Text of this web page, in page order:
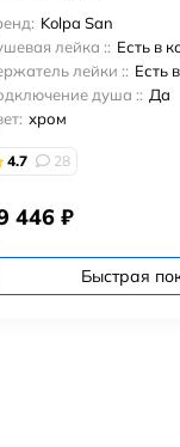
Kolpa San
лейка :: Есть в
лейки :: Есть
душа :: Да
хром
4.7 28
446 ₽
Быстрая